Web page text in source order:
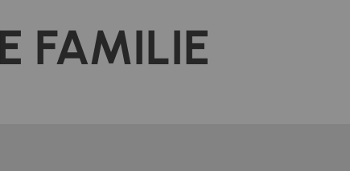
FAMILIE